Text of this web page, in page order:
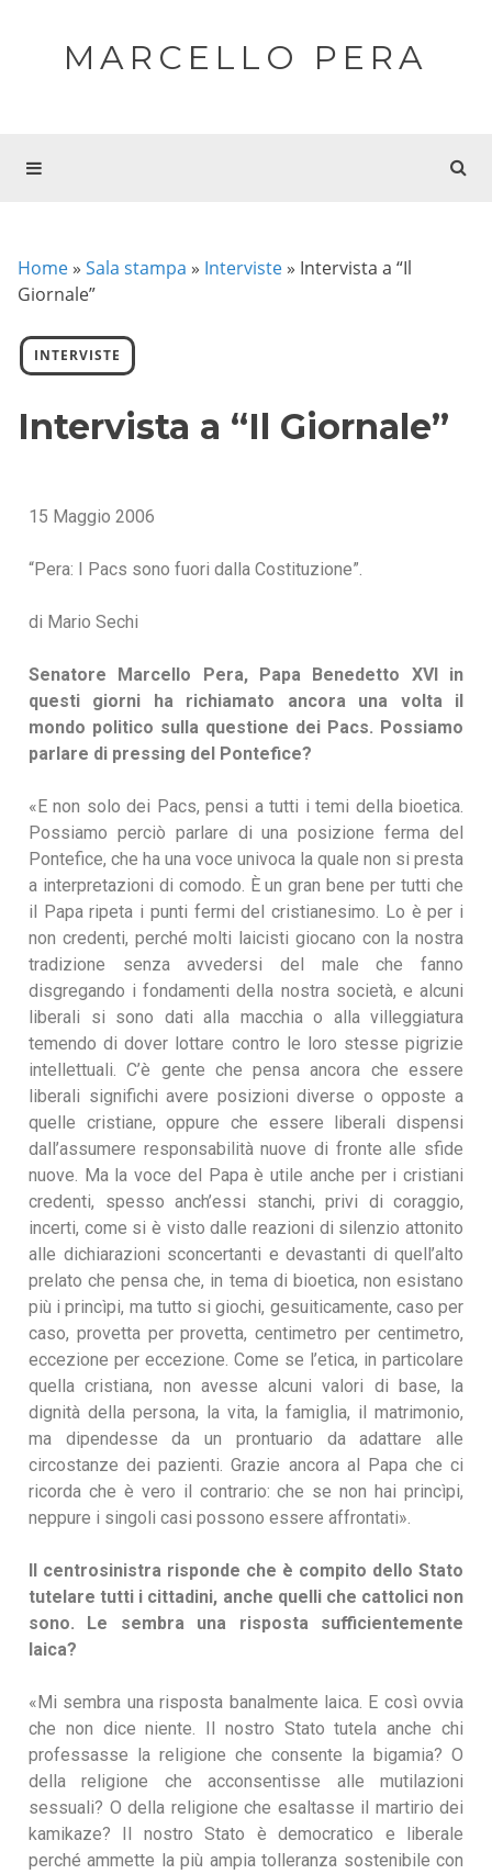
MARCELLO PERA
Home » Sala stampa » Interviste » Intervista a “Il
Giornale”
INTERVISTE
Intervista a “Il Giornale”
15 Maggio 2006
“Pera: I Pacs sono fuori dalla Costituzione”.
di Mario Sechi
Senatore Marcello Pera, Papa Benedetto XVI in
questi giorni ha richiamato ancora una volta il
mondo politico sulla questione dei Pacs. Possiamo
parlare di pressing del Pontefice?
«E non solo dei Pacs, pensi a tutti i temi della bioetica.
Possiamo perciò parlare di una posizione ferma del
Pontefice, che ha una voce univoca la quale non si presta
a interpretazioni di comodo. È un gran bene per tutti che
il Papa ripeta i punti fermi del cristianesimo. Lo è per i
non credenti, perché molti laicisti giocano con la nostra
tradizione senza avvedersi del male che fanno
disgregando i fondamenti della nostra società, e alcuni
liberali si sono dati alla macchia o alla villeggiatura
temendo di dover lottare contro le loro stesse pigrizie
intellettuali. C’è gente che pensa ancora che essere
liberali significhi avere posizioni diverse o opposte a
quelle cristiane, oppure che essere liberali dispensi
dall’assumere responsabilità nuove di fronte alle sfide
nuove. Ma la voce del Papa è utile anche per i cristiani
credenti, spesso anch’essi stanchi, privi di coraggio,
incerti, come si è visto dalle reazioni di silenzio attonito
alle dichiarazioni sconcertanti e devastanti di quell’alto
prelato che pensa che, in tema di bioetica, non esistano
più i princìpi, ma tutto si giochi, gesuiticamente, caso per
caso, provetta per provetta, centimetro per centimetro,
eccezione per eccezione. Come se l’etica, in particolare
quella cristiana, non avesse alcuni valori di base, la
dignità della persona, la vita, la famiglia, il matrimonio,
ma dipendesse da un prontuario da adattare alle
circostanze dei pazienti. Grazie ancora al Papa che ci
ricorda che è vero il contrario: che se non hai princìpi,
neppure i singoli casi possono essere affrontati».
Il centrosinistra risponde che è compito dello Stato
tutelare tutti i cittadini, anche quelli che cattolici non
sono. Le sembra una risposta sufficientemente
laica?
«Mi sembra una risposta banalmente laica. E così ovvia
che non dice niente. Il nostro Stato tutela anche chi
professasse la religione che consente la bigamia? O
della religione che acconsentisse alle mutilazioni
sessuali? O della religione che esaltasse il martirio dei
kamikaze? Il nostro Stato è democratico e liberale
perché ammette la più ampia tolleranza sostenibile con